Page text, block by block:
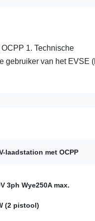
1. Technische
gebruiker van het EVSE
laadstation met OCPP
3ph Wye250A max.
(2 pistool)